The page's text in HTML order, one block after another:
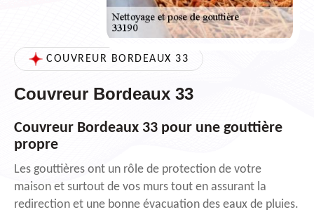
COUVREUR BORDEAUX 33
Couvreur Bordeaux 33
Couvreur Bordeaux 33 pour une gouttière
propre
Les gouttières ont un rôle de protection de votre
maison et surtout de vos murs tout en assurant la
redirection et une bonne évacuation des eaux de pluies.